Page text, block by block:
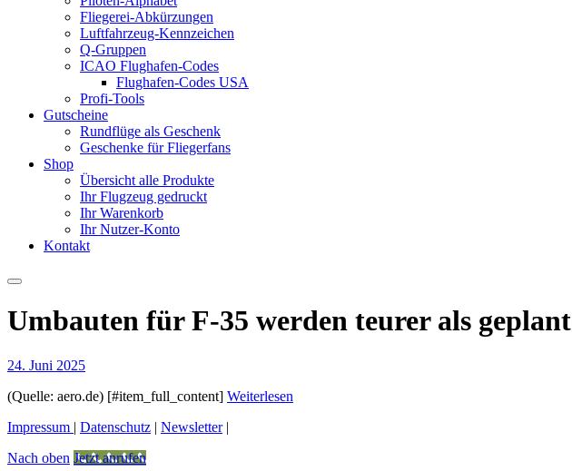
Fliegerei-Abkürzungen
Luftfahrzeug-Kennzeichen
Q-Gruppen
ICAO Flughafen-Codes
Flughafen-Codes USA
Profi-Tools
Gutscheine
Rundflüge als Geschenk
Geschenke für Fliegerfans
Shop
Übersicht alle Produkte
Ihr Flugzeug gedruckt
Ihr Warenkorb
Ihr Nutzer-Konto
Kontakt
Umbauten für F-35 werden teurer als geplant
24. Juni 2025
(Quelle: aero.de) [#item_full_content] Weiterlesen
Impressum | Datenschutz | Newsletter|
Nach oben Jetzt anrufen